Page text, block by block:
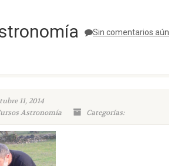
Sin comentarios aún
11, 2014
Astronomía
Categorías: